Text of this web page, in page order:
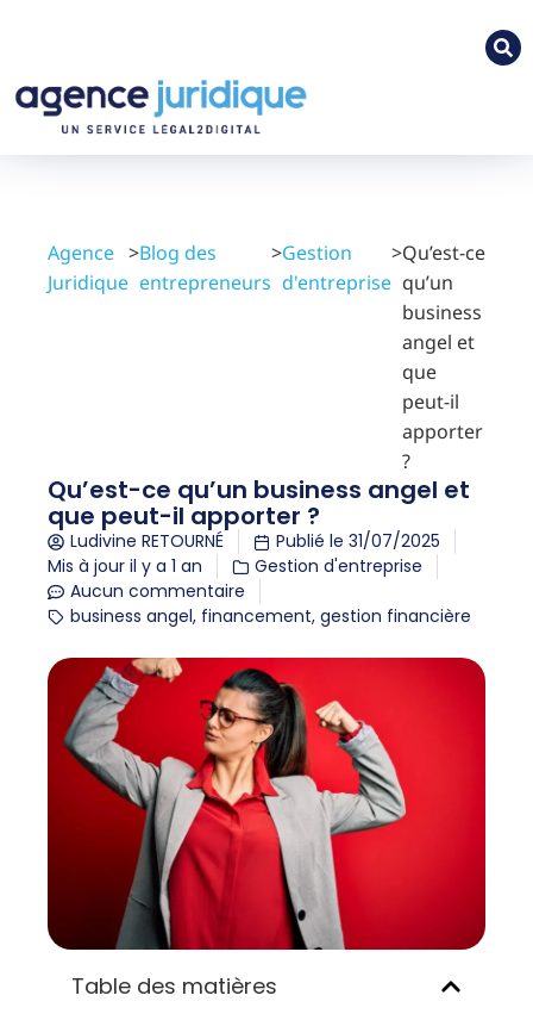
Agence
Juridique
>Blog des
entrepreneurs
>Gestion
d'entreprise
>Qu’est-ce
qu’un
business
angel et
que
peut-il
apporter
?
Qu’est-ce qu’un business angel et
que peut-il apporter ?
Ludivine RETOURNÉ Publié le 31/07/2025
Mis à jour il y a 1 an
Gestion d'entreprise
Aucun commentaire
business angel, financement, gestion financière
Table des matières